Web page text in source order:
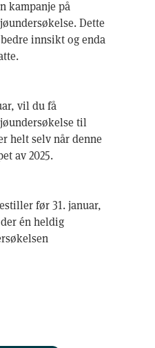
kampanje på
Dette
innsikt og enda
vil du få
til
helt selv når denne
av 2025.
før 31. januar,
én heldig